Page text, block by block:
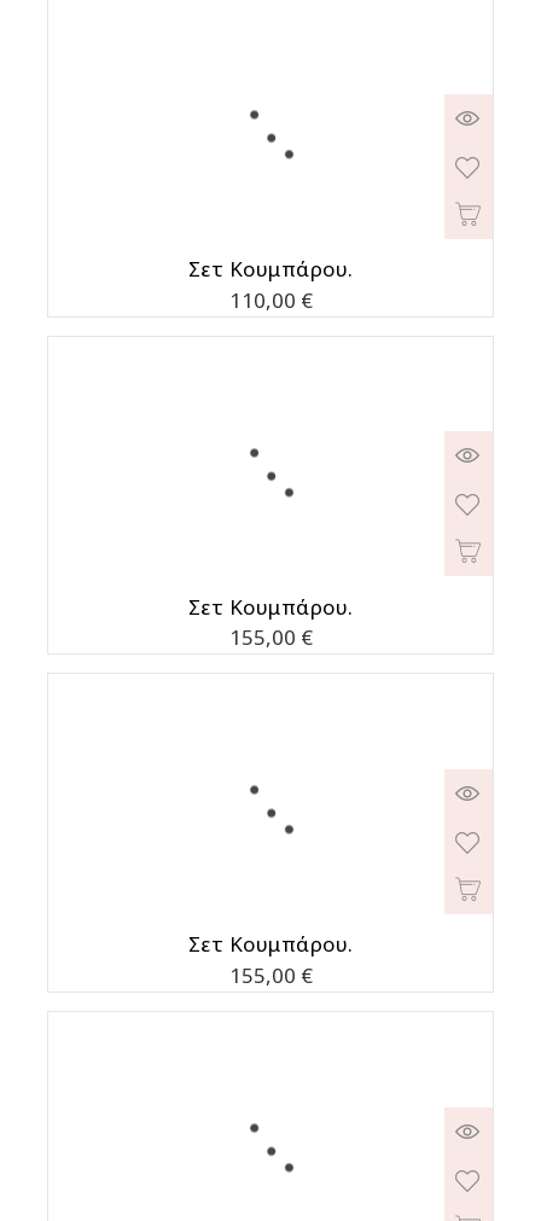
Σετ Κουμπάρου.
Τιμή
110,00 €
Σετ Κουμπάρου.
Τιμή
155,00 €
Σετ Κουμπάρου.
Τιμή
155,00 €